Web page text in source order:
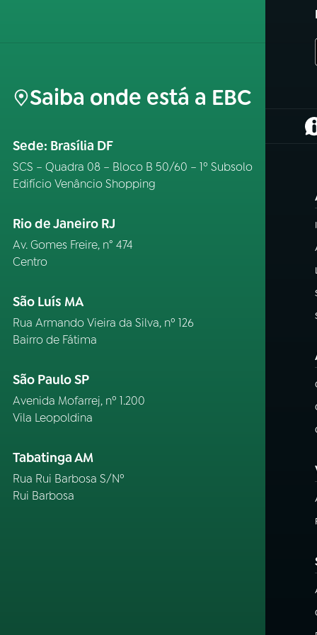
Saiba onde está a EBC
Sede: Brasília DF
SCS – Quadra 08 – Bloco B 50/60 – 1º Subsolo
Edifício Venâncio Shopping
Rio de Janeiro RJ
Av. Gomes Freire, n° 474
Centro
São Luís MA
Rua Armando Vieira da Silva, nº 126
Bairro de Fátima
São Paulo SP
Avenida Mofarrej, nº 1.200
Vila Leopoldina
Tabatinga AM
Rua Rui Barbosa S/Nº
Rui Barbosa